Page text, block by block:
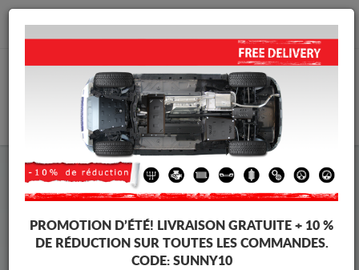
info@protectionsousmoteur.eu
Protection Sous Moteur Mazda
Protection Sous Moteur Mazda Axela
Marques
PROMOTION D’ÉTÉ! LIVRAISON GRATUITE + 10 %
DE RÉDUCTION SUR TOUTES LES COMMANDES.
CODE: SUNNY10